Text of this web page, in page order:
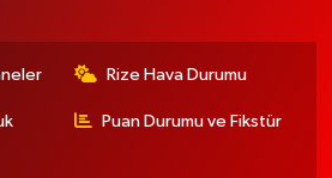
Rize Hava Durumu
Puan Durumu ve Fikstür